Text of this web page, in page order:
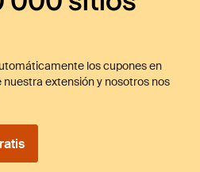
los cupones en
nuestra extensión y nosotros nos